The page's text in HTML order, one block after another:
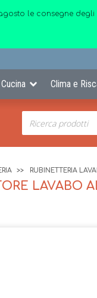
le consegne
Cucina Clima e
RUBINETTERIA
LAVABO